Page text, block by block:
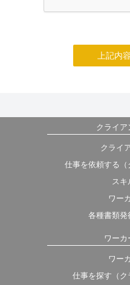
上記内
クライア
クライ
仕事を依頼する（
スキ
ワー
各種書類発
ワーカ
ワー
仕事を探す（ク